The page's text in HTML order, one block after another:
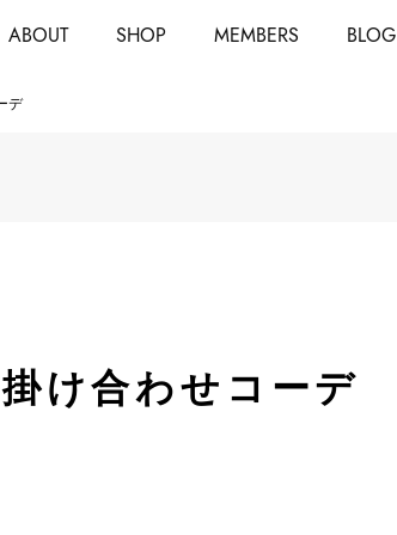
ABOUT SHOP MEMBERS BLOG
デ
け合わせコーデ